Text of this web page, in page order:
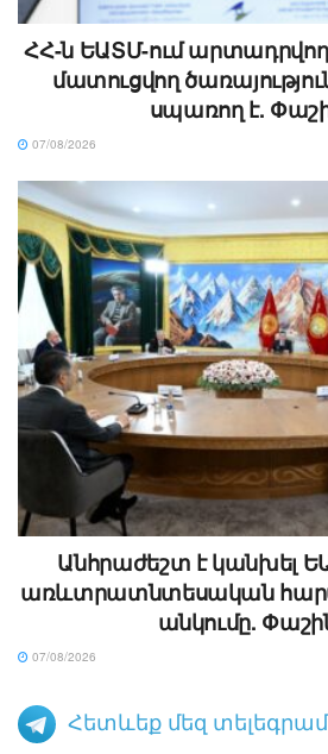
ՀՀ-ն ԵԱՏՄ-ում
մատուցվող
սպառող է.
07/08/2026
Անհրաժեշտ է կանխել
առևտրատնտեսական
անկումը.
07/08/2026
Հետևեք մեզ